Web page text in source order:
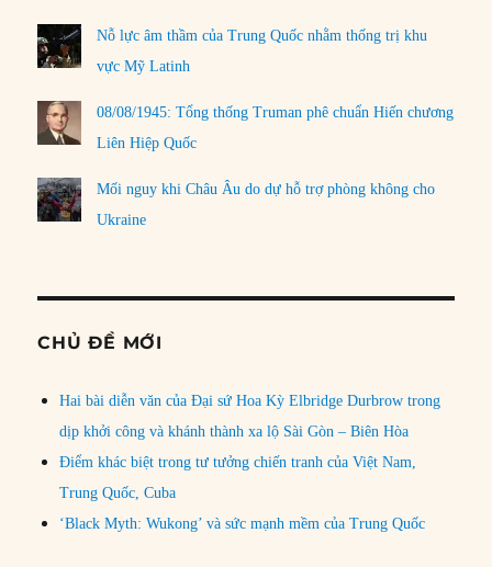
Nỗ lực âm thầm của Trung Quốc nhằm thống trị khu
vực Mỹ Latinh
08/08/1945: Tổng thống Truman phê chuẩn Hiến chương
Liên Hiệp Quốc
Mối nguy khi Châu Âu do dự hỗ trợ phòng không cho
Ukraine
CHỦ ĐỀ MỚI
Hai bài diễn văn của Đại sứ Hoa Kỳ Elbridge Durbrow trong
dịp khởi công và khánh thành xa lộ Sài Gòn – Biên Hòa
Điểm khác biệt trong tư tưởng chiến tranh của Việt Nam,
Trung Quốc, Cuba
‘Black Myth: Wukong’ và sức mạnh mềm của Trung Quốc